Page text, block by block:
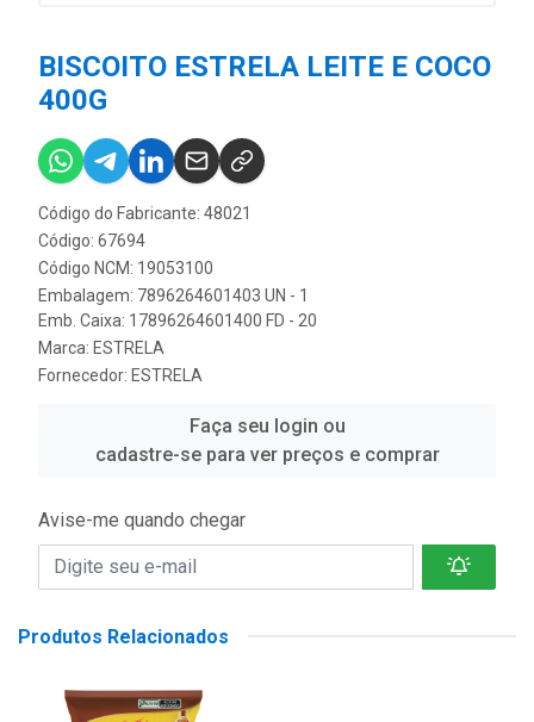
BISCOITO ESTRELA LEITE E COCO
400G
Código do Fabricante: 48021
Código: 67694
Código NCM: 19053100
Embalagem: 7896264601403 UN - 1
Emb. Caixa: 17896264601400 FD - 20
Marca: ESTRELA
Fornecedor: ESTRELA
Faça seu login ou
cadastre-se para ver preços e comprar
Avise-me quando chegar
Produtos Relacionados